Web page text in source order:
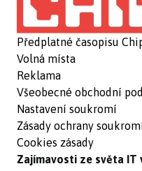
Předplatné časopisu
Volná místa
Reklama
Všeobecné obchodní
Nastavení soukromí
Zásady ochrany
Cookies zásady
Zajímavosti ze světa IT